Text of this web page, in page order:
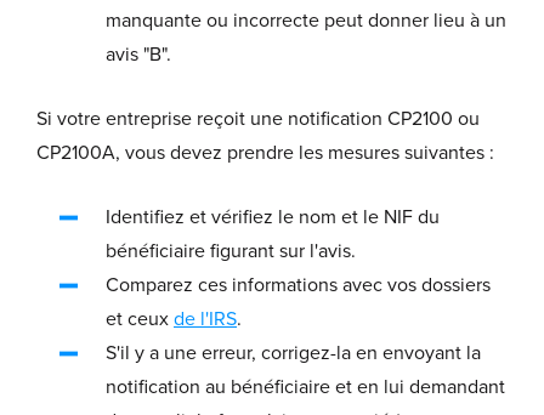
manquante ou incorrecte peut donner lieu à un
avis "B".
Si votre entreprise reçoit une notification CP2100 ou
CP2100A, vous devez prendre les mesures suivantes :
Identifiez et vérifiez le nom et le NIF du
bénéficiaire figurant sur l'avis.
Comparez ces informations avec vos dossiers
et ceux de l'IRS.
S'il y a une erreur, corrigez-la en envoyant la
notification au bénéficiaire et en lui demandant